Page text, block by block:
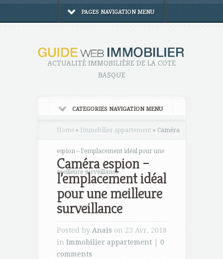
PAGES NAVIGATION MENU
ACTUALITÉ IMMOBILIÈRE DE LA COTE
BASQUE
CATEGORIES NAVIGATION MENU
Home » Immobilier appartement » Caméra
espion – l’emplacement idéal pour une
meilleure surveillance
Caméra espion –
l’emplacement idéal
pour une meilleure
surveillance
Posted by Anais on 23 Avr, 2018
in Immobilier appartement
0
comments